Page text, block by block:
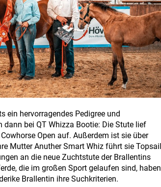
ein hervorragendes Pedigree und
bei QT Whizza Bootie: Die Stute lief
Open auf. Außerdem ist sie über
Mutter Anuther Smart Whiz führt sie Topsail
an die neue Zuchtstute der Brallentins
die im großen Sport gelaufen sind, haben
Brallentin ihre Suchkriterien.